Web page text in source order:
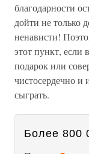
благодарности
дойти не только
ненависти!
этот пункт, если
подарок или
чистосердечно и
сыграть.
Более 800